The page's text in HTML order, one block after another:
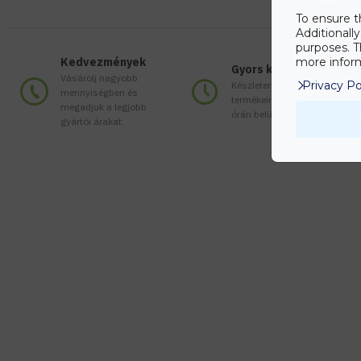
Kedvezmények
Vásárolj nagyobb
mennyiségben és
megadjuk a legjobb
gyártói árakat.
Gyors kiszállítás
Készleten lévő
termékeinket akár 24
órán belül megkaphatod!
To ensure
purposes.
more
Privacy